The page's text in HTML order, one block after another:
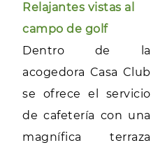
Relajantes vistas al
campo de golf
Dentro de la
acogedora Casa Club
se ofrece el servicio
de cafetería con una
magnífica terraza